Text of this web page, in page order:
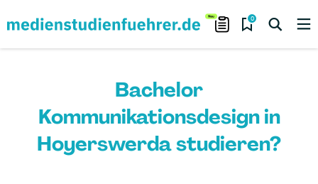
0
Bachelor
Kommunikationsdesign in
Hoyerswerda studieren?